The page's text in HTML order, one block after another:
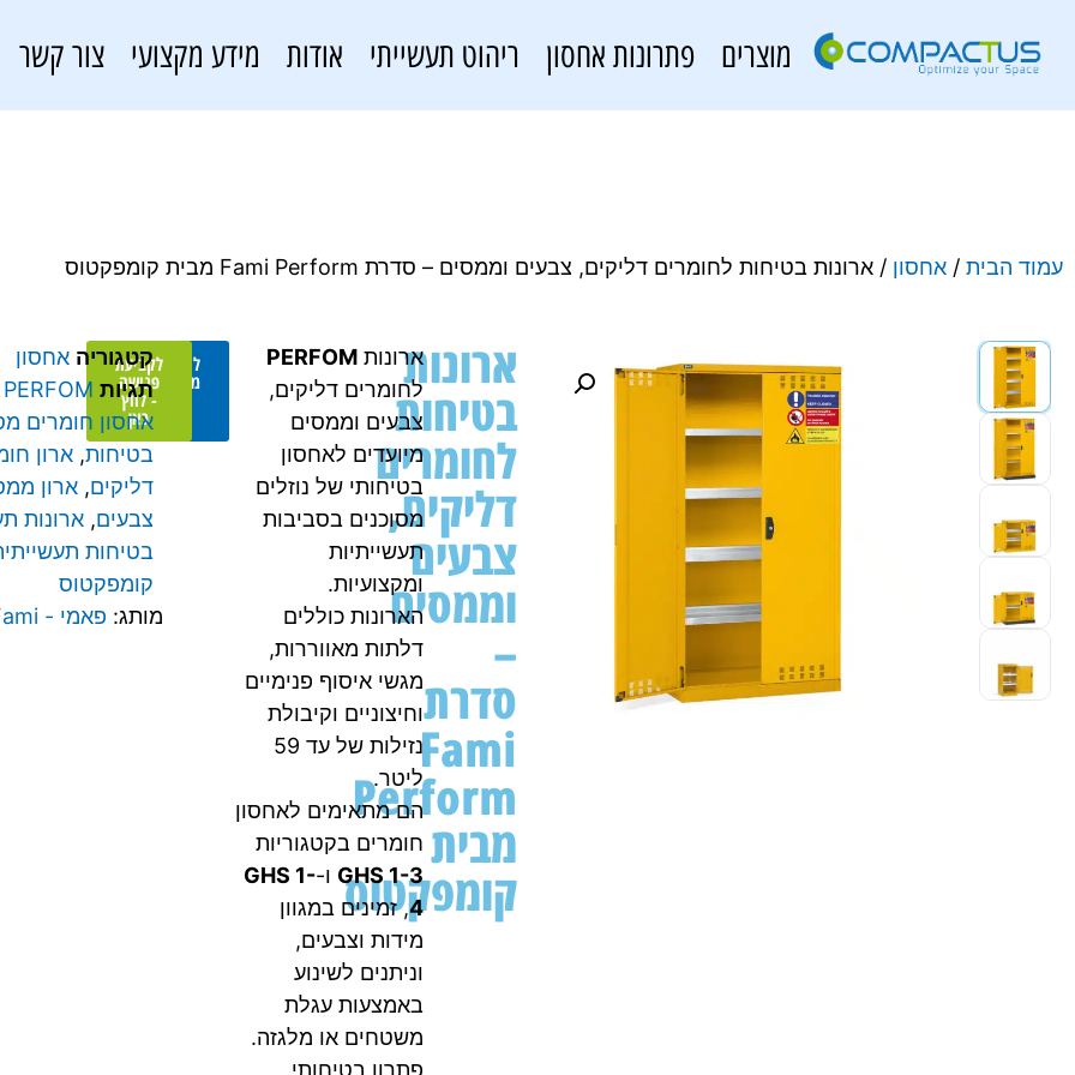
מוצרים פתרונות אחסון ריהוט תעשייתי אודות מידע מקצועי צור קשר
עמוד הבית / אחסון / ארונות בטיחות לחומרים דליקים, צבעים וממסים – סדרת Fami Perform מבית קומפקטוס
ארונות
בטיחות
לחומרים
דליקים,
צבעים
וממסים
–
סדרת
Fami
Perform
מבית
קומפקטוס
ארונותPERFOM
לחומרים דליקים,
צבעים וממסים
מיועדים לאחסון
בטיחותי של נוזלים
מסוכנים בסביבות
תעשייתיות
ומקצועיות.
הארונות כוללים
דלתות מאווררות,
מגשי איסוף פנימיים
וחיצוניים וקיבולת
נזילות של עד 59
ליטר.
הם מתאימים לאחסון
חומרים בקטגוריות
GHS 1-3 ו-GHS 1-
4, זמינים במגוון
מידות וצבעים,
וניתנים לשינוע
באמצעות עגלת
משטחים או מלגזה.
פתרון בטיחותי
להצעת
מחיר -
לקביעת
פגישה
- לחץ
כאן
קטגוריה אחסון
תגיות PERFOM
אחסון חומרים
בטיחות, ארון
דליקים, ארון
צבעים, ארונות
בטיחות
קומפקטוס
מותג: פאמי - Fami